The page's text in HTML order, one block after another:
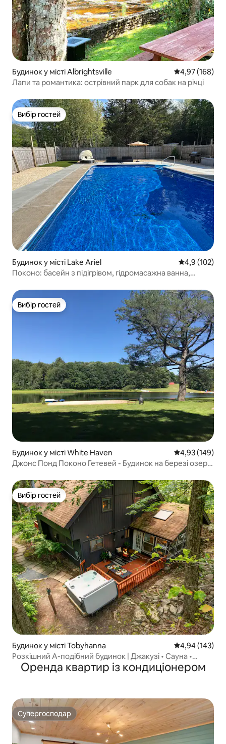
Будинок у місті Albrightsville Середня
4,97 (168)
Лапи та романтика: острівний парк для собак на річці
Вибір гостей
Вибір гостей
Будинок у місті Lake Ariel Середня
4,9 (102)
Поконо: басейн з підігрівом, гідромасажна ванна,
Вибір гостей
Вибір гостей
Будинок у місті White Haven Середня
4,93 (149)
Джонс Понд Поконо Гетевей - Будинок на березі озера,
Вибір гостей
Вибір гостей
Будинок у місті Tobyhanna Середня
4,94 (143)
Розкішний A-подібний будинок | Джакузі • Сауна •
Лофт-кінотеатр
Оренда квартир із кондиціонером
Супергосподар
Супергосподар